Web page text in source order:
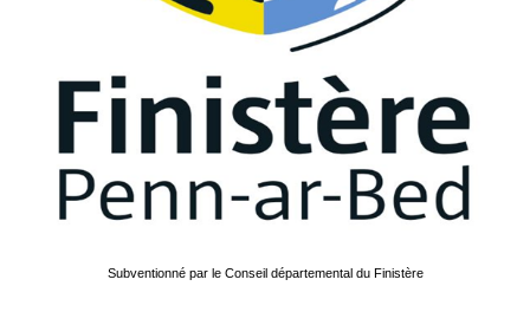
Subventionné par le Conseil départemental du Finistère